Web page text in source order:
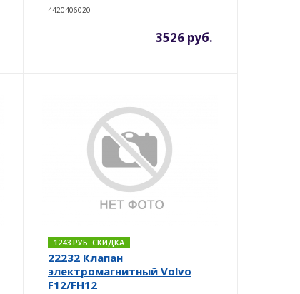
4420406020
3526 руб.
1243 РУБ. СКИДКА
22232 Клапан
электромагнитный Volvo
F12/FH12